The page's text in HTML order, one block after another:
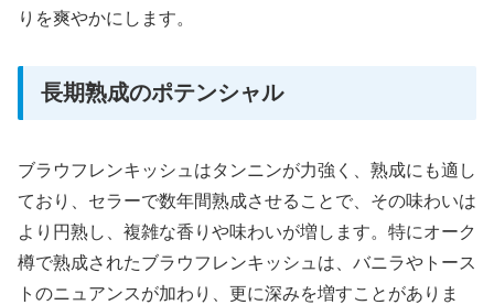
りを爽やかにします。
長期熟成のポテンシャル
ブラウフレンキッシュはタンニンが力強く、熟成にも適し
ており、セラーで数年間熟成させることで、その味わいは
より円熟し、複雑な香りや味わいが増します。特にオーク
樽で熟成されたブラウフレンキッシュは、バニラやトース
トのニュアンスが加わり、更に深みを増すことがありま